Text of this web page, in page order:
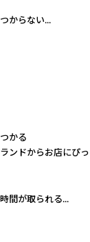
からない...
かる
ンドからお店にぴ
間が取られる...